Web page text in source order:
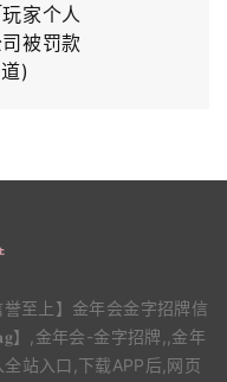
家个人
被罚款
)
至上】金年会金字招牌信
】,金年会-金字招牌,,金年
站入口,下载APP后,网页